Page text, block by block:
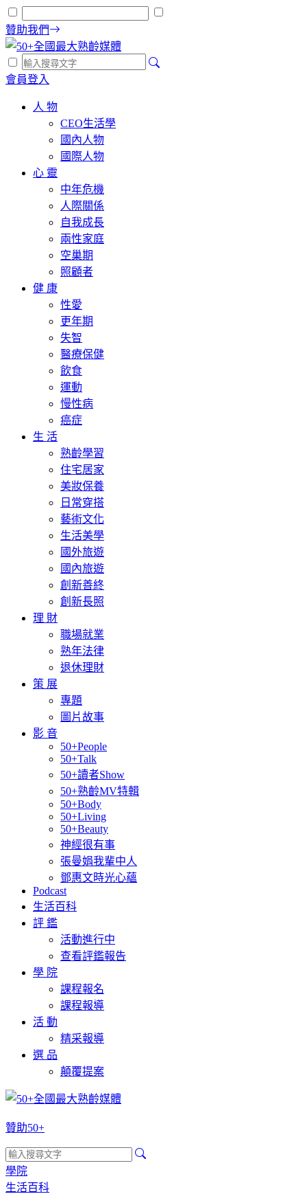
贊助我們
會員登入
人 物
CEO生活學
國內人物
國際人物
心 靈
中年危機
人際關係
自我成長
兩性家庭
空巢期
照顧者
健 康
性愛
更年期
失智
醫療保健
飲食
運動
慢性病
癌症
生 活
熟齡學習
住宅居家
美妝保養
日常穿搭
藝術文化
生活美學
國外旅遊
國內旅遊
創新善終
創新長照
理 財
職場就業
熟年法律
退休理財
策 展
專題
圖片故事
影 音
50+People
50+Talk
50+讀者Show
50+熟齡MV特輯
50+Body
50+Living
50+Beauty
神經很有事
張曼娟我輩中人
鄧惠文時光心蘊
Podcast
生活百科
評 鑑
活動進行中
查看評鑑報告
學 院
課程報名
課程報導
活 動
精采報導
選 品
顛覆提案
贊助50+
學院
生活百科